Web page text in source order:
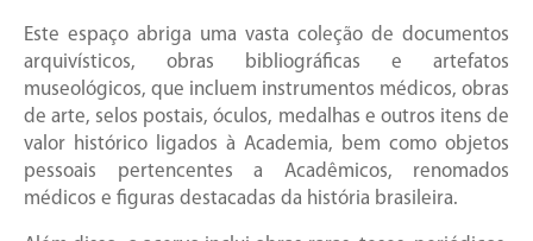
Este espaço abriga uma vasta coleção de documentos
arquivísticos, obras bibliográficas e artefatos
museológicos, que incluem instrumentos médicos, obras
de arte, selos postais, óculos, medalhas e outros itens de
valor histórico ligados à Academia, bem como objetos
pessoais pertencentes a Acadêmicos, renomados
médicos e figuras destacadas da história brasileira.